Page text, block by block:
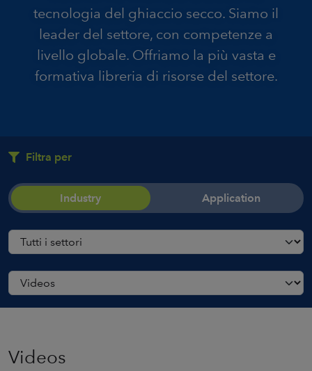
tecnologia del ghiaccio secco. Siamo il
leader del settore, con competenze a
livello globale. Offriamo la più vasta e
formativa libreria di risorse del settore.
Filtra per
Industry Application
Videos